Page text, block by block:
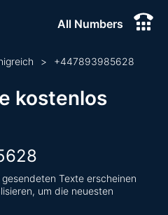
All Numbers
> +447893985628
kostenlos
Texte erscheinen
um die neuesten